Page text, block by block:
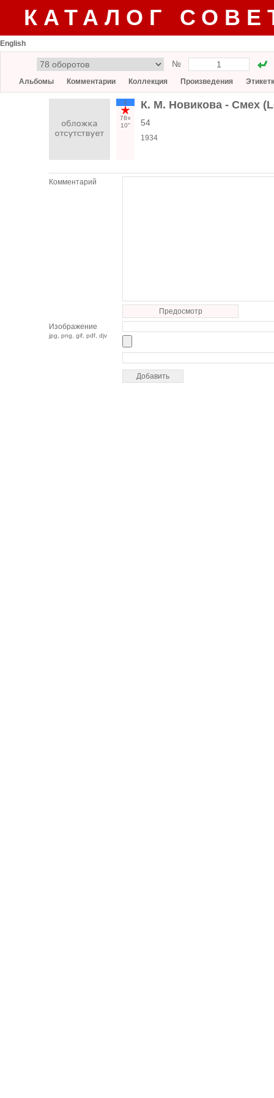
КАТАЛОГ
English
№
Альбомы Комментарии Коллекция Произведения
1
78○
10"
К. М. Новикова - Смех
54
1934
Комментарий
Предосмотр
Изображение
jpg, png, gif, pdf, djv